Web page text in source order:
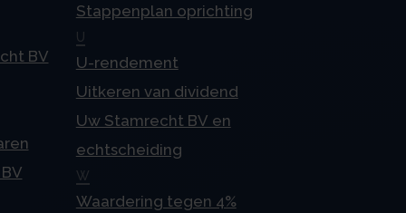
BV
Stappenplan oprichting
U
U-rendement
Uitkeren van dividend
Uw Stamrecht BV en
echtscheiding
W
Waardering tegen 4%